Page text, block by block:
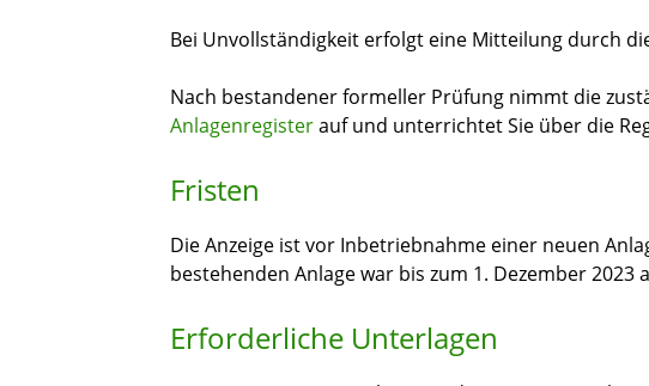
Bei Unvollständigkeit erfolgt eine Mitteilung durch
Nach bestandener formeller Prüfung nimmt die
Anlagenregisterauf und unterrichtet Sie über die
Fristen
Die Anzeige ist vor Inbetriebnahme einer neuen
bestehenden Anlage war bis zum 1. Dezember 2023
Erforderliche Unterlagen